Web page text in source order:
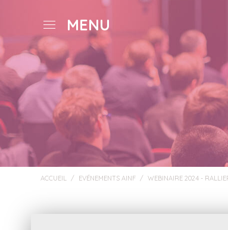
MENU
ACCUEIL / EVÉNEMENTS AINF / WEBINAIRE 2024 -